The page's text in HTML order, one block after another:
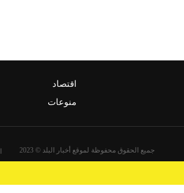
اقتصاد
منوعات
جميع الحقوق محفوظة لموقع أخبار البلد © 2023